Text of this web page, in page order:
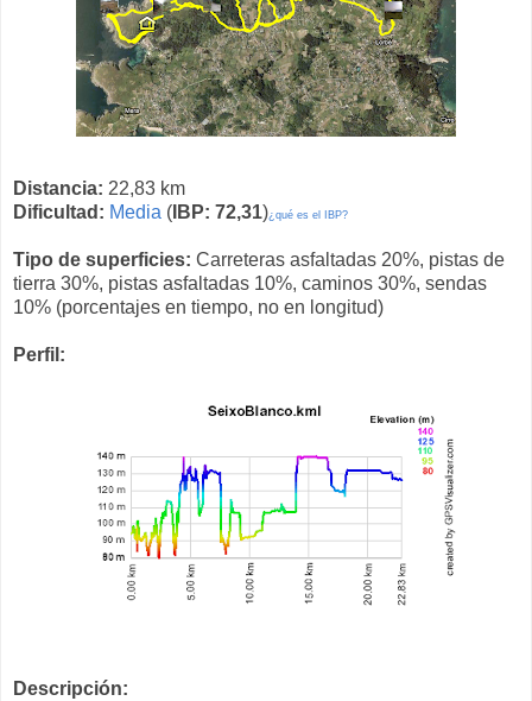
Distancia: 22,83 km
Dificultad: Media ( IBP: 72,31)¿qué es el IBP?
Tipo de superficies: Carreteras asfaltadas 20%, pistas de
tierra 30%, pistas asfaltadas 10%, caminos 30%, sendas
10% (porcentajes en tiempo, no en longitud)
Perfil:
Descripción: